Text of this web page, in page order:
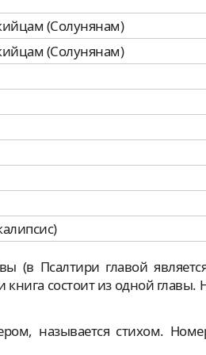
(Солунянам)
(Солунянам)
(в Псалтири главой
книга состоит из одной главы.
называется стихом.